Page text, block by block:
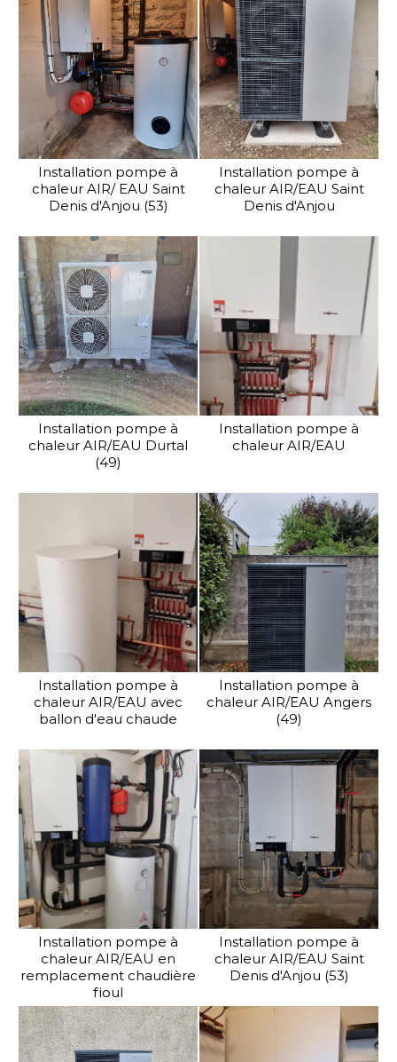
Installation pompe à
chaleur AIR/ EAU Saint
Denis d'Anjou (53)
Installation pompe à
chaleur AIR/EAU Saint
Denis d'Anjou
Installation pompe à
chaleur AIR/EAU Durtal
(49)
Installation pompe à
chaleur AIR/EAU
Installation pompe à
chaleur AIR/EAU avec
ballon d'eau chaude
Installation pompe à
chaleur AIR/EAU Angers
(49)
Installation pompe à
chaleur AIR/EAU en
remplacement chaudière
fioul
Installation pompe à
chaleur AIR/EAU Saint
Denis d'Anjou (53)